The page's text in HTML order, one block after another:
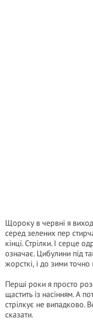
Щороку в червні я
серед зелених пер
кінці. Стрілки. І серце
означає. Цибулини під
жорсткі, і до зими
Перші роки я просто
щастить із насінням. А
стрілкує не випадково.
сказати.